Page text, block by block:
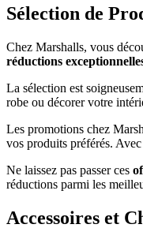
Sélection de
Chez Marshalls, vous
réductions
La sélection est
robe ou décorer votre
Les promotions chez
vos produits préférés.
Ne laissez pas passer ces
réductions parmi les
Accessoires et